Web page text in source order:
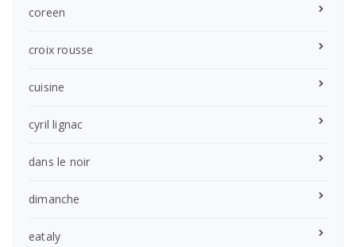
coreen
croix rousse
cuisine
cyril lignac
dans le noir
dimanche
eataly